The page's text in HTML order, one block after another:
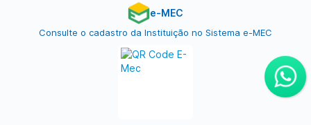
e-MEC
Consulte o cadastro da Instituição no Sistema e-MEC